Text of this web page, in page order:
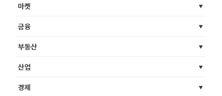
마켓
금융
부동산
산업
경제